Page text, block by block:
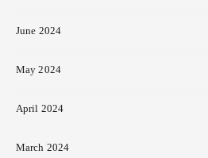
June 2024
May 2024
April 2024
March 2024